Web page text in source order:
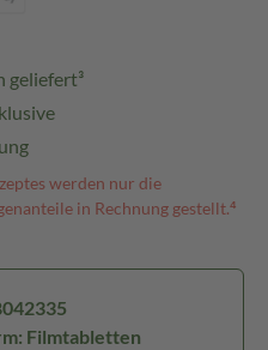
geliefert³
werden nur die
in Rechnung gestellt.⁴
Filmtabletten